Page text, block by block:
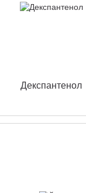
Декспантенол